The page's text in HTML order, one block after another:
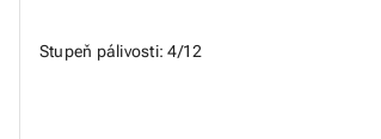
Stupeň pálivosti: 4/12